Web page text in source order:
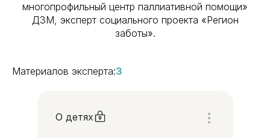
многопрофильный центр паллиативной помощи»
ДЗМ, эксперт социального проекта «Регион
заботы».
Материалов эксперта:3
О детях